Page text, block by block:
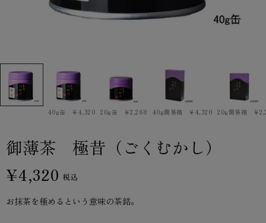
40g缶 ￥4,320 20g缶 ￥2,268 40g簡易箱 ￥4,320 20g簡易箱 ￥
御薄茶 極昔（ごくむかし）
¥4,320 税込
お抹茶を極めるという意味の茶銘。